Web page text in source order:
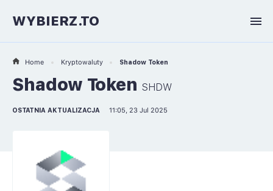
WYBIERZ.TO
Home Kryptowaluty Shadow Token
Shadow Token SHDW
OSTATNIA AKTUALIZACJA 11:05, 23 Jul 2025